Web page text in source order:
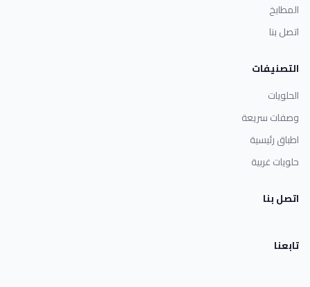
المطابخ
اتصل بنا
التصنيفات
الحلويات
وصفات سريعة
اطباق رئيسية
حلويات غربية
اتصل بنا
تابعنا